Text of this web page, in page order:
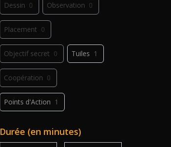
Dessin 0 Observation 0
Placement 0
Objectif secret 0 Tuiles 1
Coopération 0
Points d'Action 1
Déplacement 0
Durée (en minutes)